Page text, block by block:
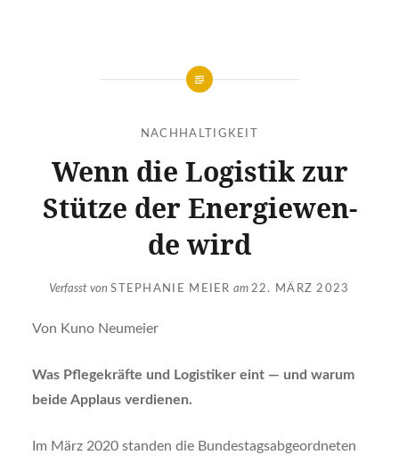
NACHHALTIGKEIT
Wenn die Logis­tik zur
Stüt­ze der Ener­gie­wen­
de wird
Verfasst vonSTEPHANIE MEIER am 22. MÄRZ 2023
Von Kuno Neu­mei­er
Was Pfle­ge­kräf­te und Logis­ti­ker eint — und war­um
bei­de Applaus ver­die­nen.
Im März 2020 stan­den die Bun­des­tags­ab­ge­ord­ne­ten